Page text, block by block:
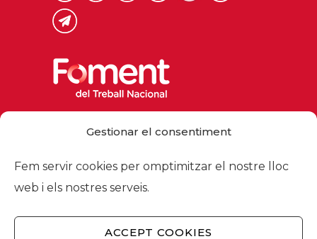
Gestionar el consentiment
Fem servir cookies per omptimitzar el nostre lloc
web i els nostres serveis.
ACCEPT COOKIES
foment@foment.com